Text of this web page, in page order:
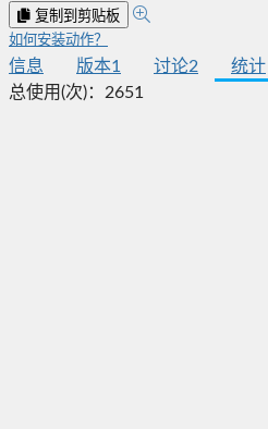
复制到剪贴板
如何安装动作？
信息 版本1 讨论2 统计
总使用(次)： 2651